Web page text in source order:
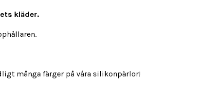
kläder.
många färger på våra silikonpärlor!